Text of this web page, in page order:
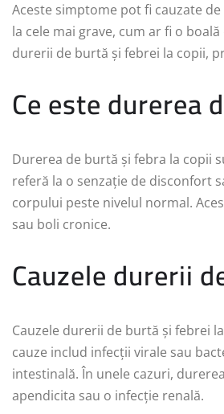
Aceste simptome pot fi cauzate
la cele mai grave, cum ar fi o
durerii de burtă și febrei la copii,
Ce este durerea
Durerea de burtă și febra la copii
referă la o senzație de disconfort
corpului peste nivelul normal.
sau boli cronice.
Cauzele durerii
Cauzele durerii de burtă și febrei
cauze includ infecții virale sau
intestinală. În unele cazuri,
apendicita sau o infecție renală.